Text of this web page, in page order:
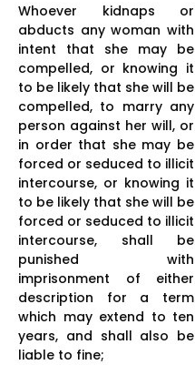
Whoever kidnaps or
abducts any woman with
intent that she may be
compelled, or knowing it
to be likely that she will be
compelled, to marry any
person against her will, or
in order that she may be
forced or seduced to illicit
intercourse, or knowing it
to be likely that she will be
forced or seduced to illicit
intercourse, shall be
punished with
imprisonment of either
description for a term
which may extend to ten
years, and shall also be
liable to fine;